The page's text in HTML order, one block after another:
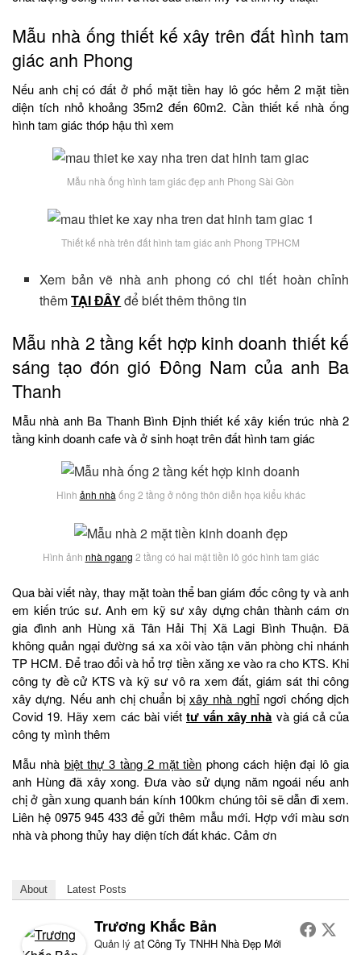
Mẫu nhà ống thiết kế xây trên đất hình tam
giác anh Phong
Nếu anh chị có đất ở phố mặt tiền hay lô góc hẻm 2 mặt tiền
diện tích nhỏ khoảng 35m2 đến 60m2. Cần thiết kế nhà ống
hình tam giác thóp hậu thì xem
Mẫu nhà ống hình tam giác đẹp anh Phong Sài Gòn
Thiết kế nhà trên đất hình tam giác anh Phong TPHCM
Xem bản vẽ nhà anh phong có chi tiết hoàn chỉnh
thêmTẠI ĐÂYđể biết thêm thông tin
Mẫu nhà 2 tầng kết hợp kinh doanh thiết kế
sáng tạo đón gió Đông Nam của anh Ba
Thanh
Mẫu nhà anh Ba Thanh Bình Định thiết kế xây kiến trúc nhà 2
tầng kinh doanh cafe và ở sinh hoạt trên đất hình tam giác
Hình ảnh nhà ống 2 tầng ở nông thôn diễn họa kiểu khác
Hình ảnh nhà ngang 2 tầng có hai mặt tiền lô góc hình tam giác
Qua bài viết này, thay mặt toàn thể ban giám đốc công ty và anh
em kiến trúc sư. Anh em kỹ sư xây dựng chân thành cám ơn
gia đình anh Hùng xã Tân Hải Thị Xã Lagi Bình Thuận. Đã
không quản ngại đường sá xa xôi vào tận văn phòng chi nhánh
TP HCM. Để trao đổi và hổ trợ tiền xăng xe vào ra cho KTS. Khi
công ty đề cử KTS và kỹ sư vô ra xem đất, giám sát thi công
xây dựng. Nếu anh chị chuẩn bị xây nhà nghỉngơi chống dịch
Covid 19. Hãy xem các bài viết tư vấn xây nhà và giá cả của
công ty mình thêm
Mẫu nhà biệt thự 3 tầng 2 mặt tiền phong cách hiện đại lô gia
anh Hùng đã xây xong. Đưa vào sử dụng năm ngoái nếu anh
chị ở gần xung quanh bán kính 100km chúng tôi sẽ dẫn đi xem.
Liên hệ 0975 945 433 để gửi thêm mẫu mới. Hợp với màu sơn
nhà và phong thủy hay diện tích đất khác. Cảm ơn
About Latest Posts
Trương Khắc Bản
Quản lý at Công Ty TNHH Nhà Đẹp Mới